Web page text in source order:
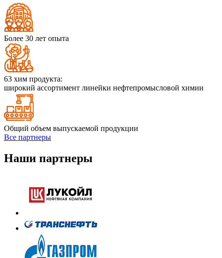
Более 30 лет опыта
63 хим продукта:
широкий ассортимент линейки нефтепромысловой химии
Общий объем выпускаемой продукции
Все партнеры
Наши партнеры